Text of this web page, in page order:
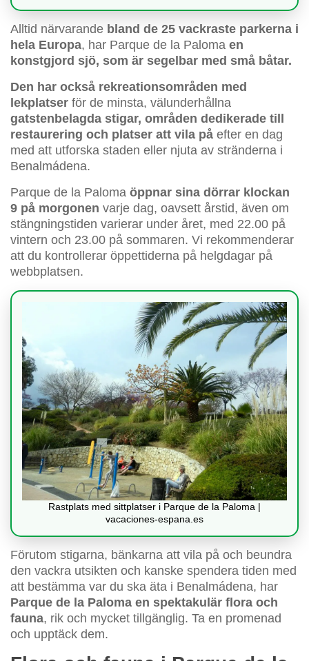
Alltid närvarande bland de 25 vackraste parkerna i
hela Europa, har Parque de la Paloma en
konstgjord sjö, som är segelbar med små båtar.
Den har också rekreationsområden med
lekplatser för de minsta, välunderhållna
gatstenbelagda stigar, områden dedikerade till
restaurering och platser att vila på efter en dag
med att utforska staden eller njuta av stränderna i
Benalmádena.
Parque de la Paloma öppnar sina dörrar klockan
9 på morgonen varje dag, oavsett årstid, även om
stängningstiden varierar under året, med 22.00 på
vintern och 23.00 på sommaren. Vi rekommenderar
att du kontrollerar öppettiderna på helgdagar på
webbplatsen.
Rastplats med sittplatser i Parque de la Paloma |
vacaciones-espana.es
Förutom stigarna, bänkarna att vila på och beundra
den vackra utsikten och kanske spendera tiden med
att bestämma var du ska äta i Benalmádena, har
Parque de la Paloma en spektakulär flora och
fauna, rik och mycket tillgänglig. Ta en promenad
och upptäck dem.